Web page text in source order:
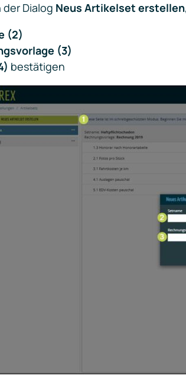
Dialog Neus Artikelset erstellen
(2)
(3)
bestätigen